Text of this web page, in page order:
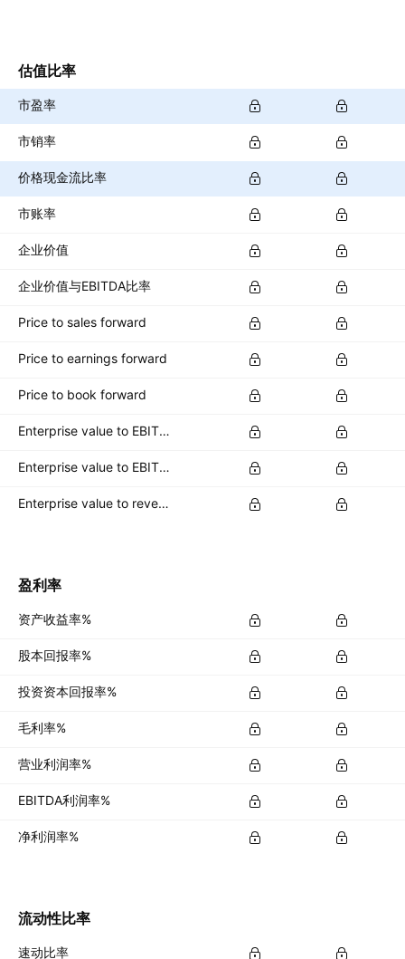
估值比率
市盈率
市销率
价格现金流比率
市账率
企业价值
企业价值与EBITDA比率
Price to sales forward
Price to earnings forward
Price to book forward
Enterprise value to EBITDA forward
Enterprise value to EBIT forward
Enterprise value to revenue forward
盈利率
资产收益率%
股本回报率%
投资资本回报率%
毛利率%
营业利润率%
EBITDA利润率%
净利润率%
流动性比率
速动比率